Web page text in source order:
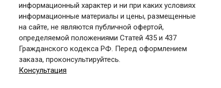
информационный характер и ни при каких условиях
информационные материалы и цены, размещенные
на сайте, не являются публичной офертой,
определяемой положениями Статей 435 и 437
Гражданского кодекса РФ. Перед оформлением
заказа, проконсультируйтесь.
Консультация